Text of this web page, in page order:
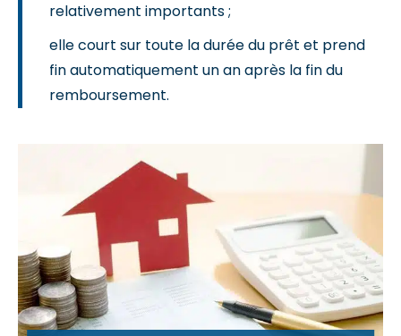
relativement importants ;
elle court sur toute la durée du prêt et prend
fin automatiquement un an après la fin du
remboursement.